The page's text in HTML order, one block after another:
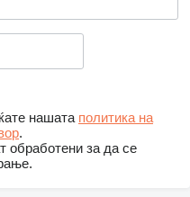
нашата политика на
.
обработени за да се